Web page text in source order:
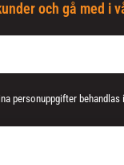
och gå med i
personuppgifter